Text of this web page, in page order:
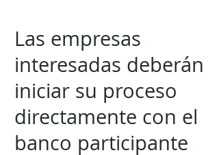
Las empresas
interesadas deberán
iniciar su proceso
directamente con el
banco participante